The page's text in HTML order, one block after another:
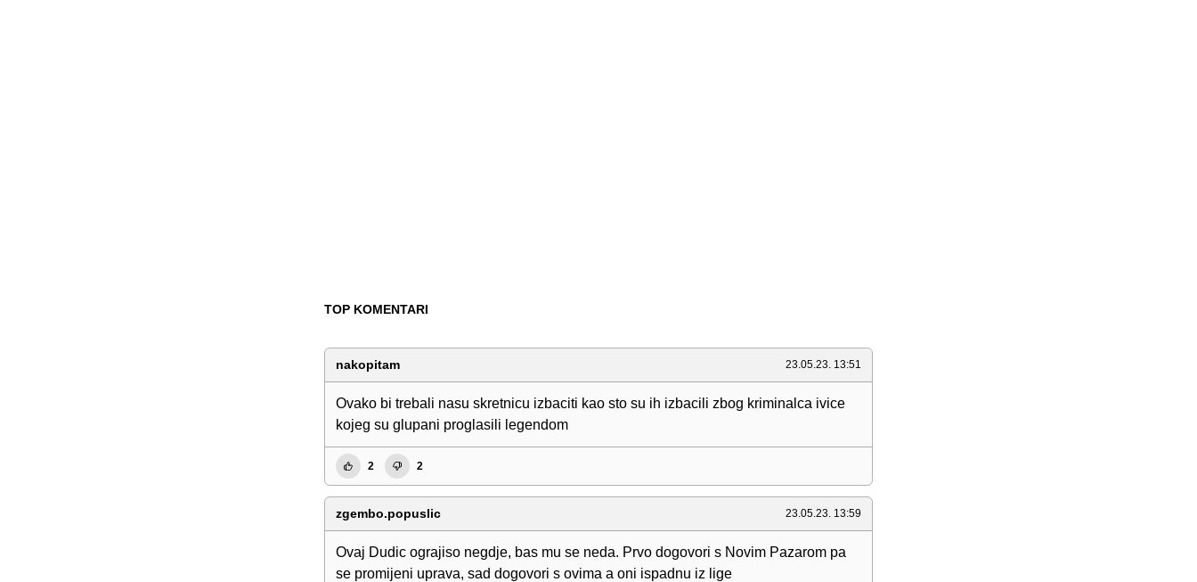
TOP KOMENTARI
nakopitam 23.05.23. 13:51
Ovako bi trebali nasu skretnicu izbaciti kao sto su ih izbacili zbog kriminalca ivice
kojeg su glupani proglasili legendom
2 2
zgembo.popuslic 23.05.23. 13:59
Ovaj Dudic ograjiso negdje, bas mu se neda. Prvo dogovori s Novim Pazarom pa
se promijeni uprava, sad dogovori s ovima a oni ispadnu iz lige